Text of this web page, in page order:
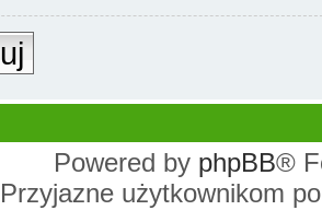
Powered by phpBB®
Przyjazne użytkownikom